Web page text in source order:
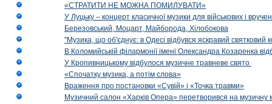
«СТРАТИТИ НЕ МОЖНА ПОМИЛУВАТИ»
У Луцьку – концерт класичної музики для військових і
Березовський, Моцарт, Майборода, Хілобокова
"Музика, що об'єднує: в Одесі відбувся яскравий
В Коломийській філармонії імені Олександра Козаренка
У Кропивницькому відбулося музичне травневе свято
«Спочатку музика, а потім слова»
Враження про постановки «Сувій» і «Точка травми»
Музичний салон «Харків Опера» перетворився на музичну